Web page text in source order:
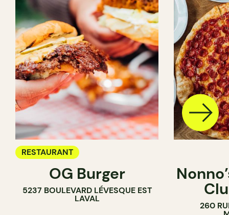
RESTAURANT
OG Burger
5237 BOULEVARD LÉVESQUE EST
LAVAL
260